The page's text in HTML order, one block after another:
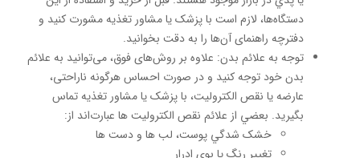
دستگاه‌ها، لازم است با پزشک یا مشاور تغذیه مشورت کنید و
دفترچه راهنمای آن‌ها را به دقت بخوانید.
توجه به علائم بدن: علاوه بر روش‌های فوق، می‌توانید به علائم
بدن خود توجه کنید و در صورت احساس هرگونه ناراحتی،
عارضه یا نقص الکترولیت، با پزشک یا مشاور تغذیه تماس
بگیرید. بعضي از علائم نقص الکترولیت ها عبارت‌اند از:
خشک شدگي پوست، لب ها و دست ها
تغيير رنگ يا بوي ادرار